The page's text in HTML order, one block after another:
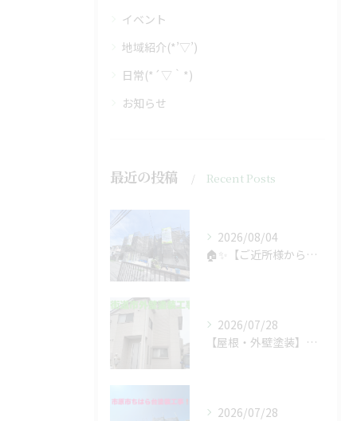
イベント
地域紹介(*’▽’)
日常(*´▽｀*)
お知らせ
最近の投稿 Recent Posts
2026/08/04
🏠✨【ご近所様からのご紹介で、工事スタート！】✨🏠
2026/07/28
【屋根・外壁塗装】工事着工しました❗️
2026/07/28